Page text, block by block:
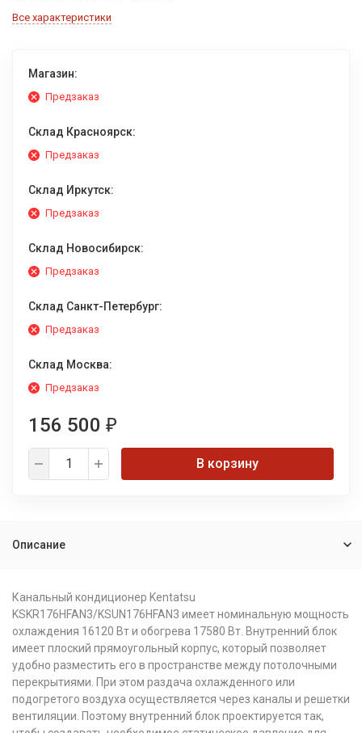
Все характеристики
Магазин:
Предзаказ
Склад Красноярск:
Предзаказ
Склад Иркутск:
Предзаказ
Склад Новосибирск:
Предзаказ
Склад Санкт-Петербург:
Предзаказ
Склад Москва:
Предзаказ
156 500 ₽
В корзину
Описание
Канальный кондиционер Kentatsu
KSKR176HFAN3/KSUN176HFAN3 имеет номинальную мощность
охлаждения 16120 Вт и обогрева 17580 Вт. Внутренний блок
имеет плоский прямоугольный корпус, который позволяет
удобно разместить его в пространстве между потолочными
перекрытиями. При этом раздача охлажденного или
подогретого воздуха осуществляется через каналы и решетки
вентиляции. Поэтому внутренний блок проектируется так,